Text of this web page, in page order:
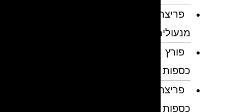
פריצת
מנעולים
פורץ
כספות
פריצת
כספות